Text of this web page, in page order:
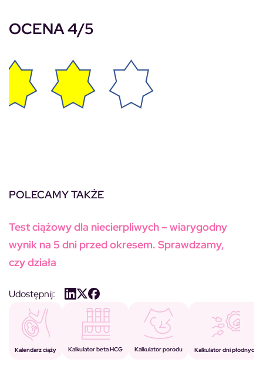
OCENA 4/5
POLECAMY TAKŻE
Test ciążowy dla niecierpliwych – wiarygodny
wynik na 5 dni przed okresem. Sprawdzamy,
czy działa
Udostępnij:
Kalendarz ciąży Kalkulator beta HCG Kalkulator porodu Kalkulator dni płodnych